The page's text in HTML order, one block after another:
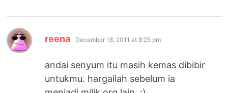
reena says:
December 18, 2011 at 8:25 pm
andai senyum itu masih kemas dibibir
untukmu. hargailah sebelum ia